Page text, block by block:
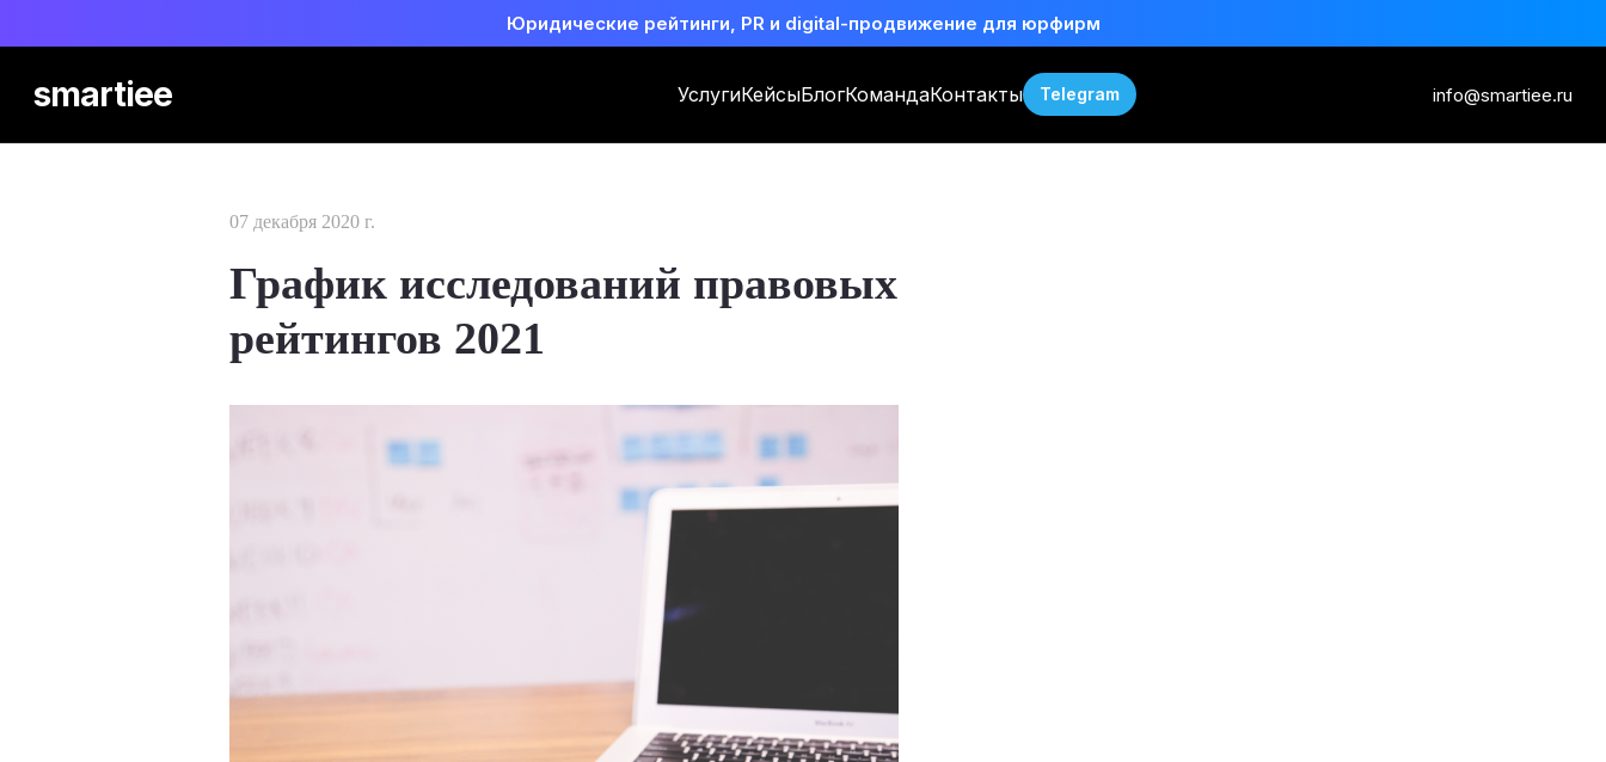
Юридические рейтинги, PR и digital-продвижение для юрфирм
smartiee УслугиКейсыБлогКомандаКонтакты Telegram info@smartiee.ru
07 декабря 2020 г.
График исследований правовых
рейтингов 2021